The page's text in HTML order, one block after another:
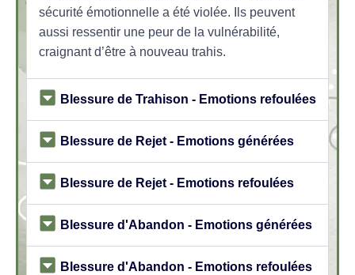
sécurité émotionnelle a été violée. Ils peuvent
aussi ressentir une peur de la vulnérabilité,
craignant d’être à nouveau trahis.
Blessure de Trahison - Emotions refoulées
Blessure de Rejet - Emotions générées
Blessure de Rejet - Emotions refoulées
Blessure d'Abandon - Emotions générées
Blessure d'Abandon - Emotions refoulées